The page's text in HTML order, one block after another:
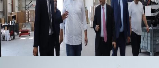
Marmara OSB Müteşebbis Heyeti
Toplantısı gerçekleştirildi
05 Ağustos 2026